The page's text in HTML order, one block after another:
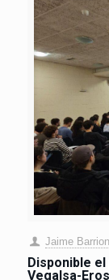
Jaime
Disponible
Vegalsa-